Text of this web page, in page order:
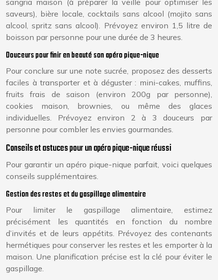
sangria maison (à préparer la veille pour optimiser les
saveurs), bière locale, cocktails sans alcool (mojito sans
alcool, spritz sans alcool). Prévoyez environ 1,5 litre de
boisson par personne pour une durée de 3 heures.
Douceurs pour finir en beauté son apéro pique-nique
Pour conclure sur une note sucrée, proposez des desserts
faciles à transporter et à déguster : mini-cakes, muffins,
fruits frais de saison (environ 200g par personne),
cookies maison, brownies, ou même des glaces
individuelles. Prévoyez environ 2 à 3 douceurs par
personne pour combler les envies gourmandes.
Conseils et astuces pour un apéro pique-nique réussi
Pour garantir un apéro pique-nique parfait, voici quelques
conseils supplémentaires.
Gestion des restes et du gaspillage alimentaire
Pour limiter le gaspillage alimentaire, estimez
précisément les quantités en fonction du nombre
d’invités et de leurs appétits. Prévoyez des contenants
hermétiques pour conserver les restes et les emporter à la
maison. Une planification précise est la clé pour éviter le
gaspillage.